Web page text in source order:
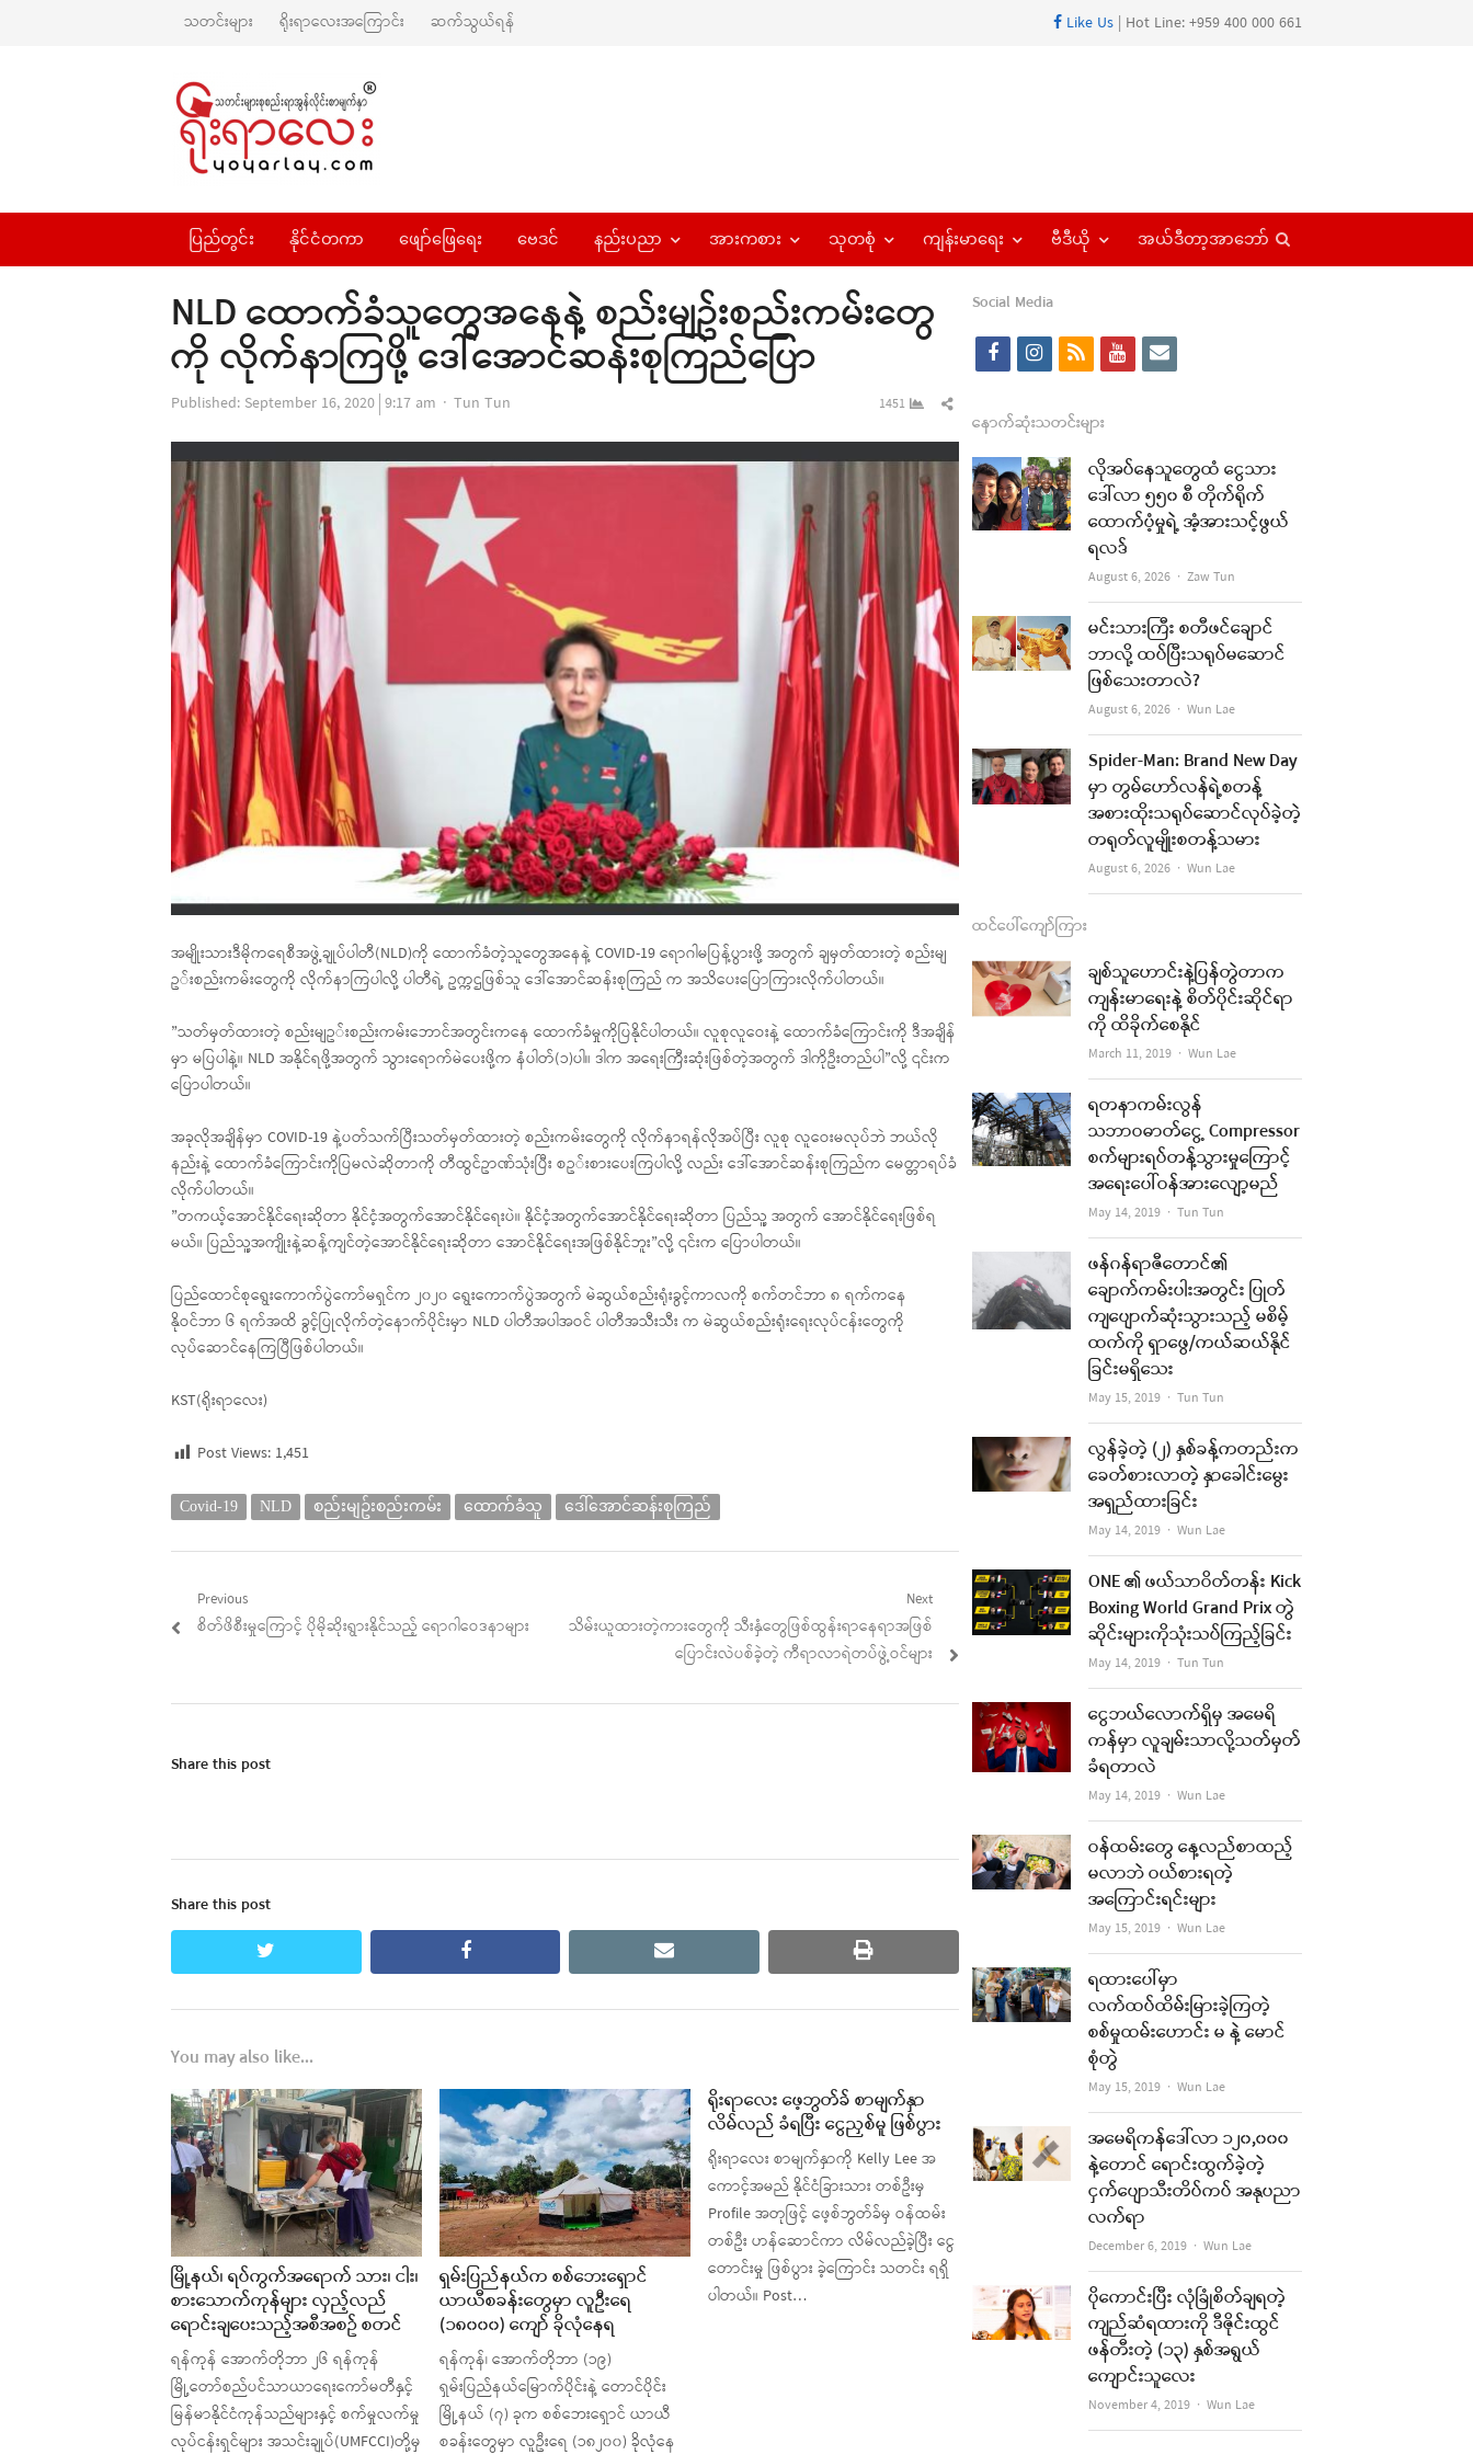
သတင်းများ ရိုးရာလေးအကြောင်း ဆက်သွယ်ရန် Like Us | Hot Line: +959 400 000 661
ပြည်တွင်း နိုင်ငံတကာ ဖျော်ဖြေရေး ဗေဒင် နည်းပညာ အားကစား သုတစုံ ကျန်းမာရေး ဗီဒီယို အယ်ဒီတာ့အာဘော်
NLD ထောက်ခံသူတွေအနေနဲ့ စည်းမျဥ်းစည်းကမ်းတွေ
ကို လိုက်နာကြဖို့ ဒေါ်အောင်ဆန်းစုကြည်ပြော
Published: September 16, 2020 9:17 am Author
Tun Tun 1451
Share
this
post
အမျိုးသားဒီမိုကရေစီအဖွဲ့ချုပ်ပါတီ(NLD)ကို ထောက်ခံတဲ့သူတွေအနေနဲ့ COVID-19 ရောဂါမပြန့်ပွားဖို့ အတွက် ချမှတ်ထားတဲ့ စည်းမျ
ဥ◌်းစည်းကမ်းတွေကို လိုက်နာကြပါလို့ ပါတီရဲ့ ဥက္ကဌဖြစ်သူ ဒေါ်အောင်ဆန်းစုကြည် က အသိပေးပြောကြားလိုက်ပါတယ်။
”သတ်မှတ်ထားတဲ့ စည်းမျဥ◌်းစည်းကမ်းဘောင်အတွင်းကနေ ထောက်ခံမှုကိုပြနိုင်ပါတယ်။ လူစုလူဝေးနဲ့ ထောက်ခံကြောင်းကို ဒီအချိန်
မှာ မပြပါနဲ့။ NLD အနိုင်ရဖို့အတွက် သွားရောက်မဲပေးဖို့က နံပါတ်(၁)ပါ။ ဒါက အရေးကြီးဆုံးဖြစ်တဲ့အတွက် ဒါကိုဦးတည်ပါ”လို့ ၎င်းက
ပြောပါတယ်။
အခုလိုအချိန်မှာ COVID-19 နဲ့ပတ်သက်ပြီးသတ်မှတ်ထားတဲ့ စည်းကမ်းတွေကို လိုက်နာရန်လိုအပ်ပြီး လူစု လူဝေးမလုပ်ဘဲ ဘယ်လို
နည်းနဲ့ ထောက်ခံကြောင်းကိုပြမလဲဆိုတာကို တီထွင်ဥာဏ်သုံးပြီး စဥ◌်းစားပေးကြပါလို့ လည်း ဒေါ်အောင်ဆန်းစုကြည်က မေတ္တာရပ်ခံ
လိုက်ပါတယ်။
”တကယ့်အောင်နိုင်ရေးဆိုတာ နိုင်ငံ့အတွက်အောင်နိုင်ရေးပဲ။ နိုင်ငံ့အတွက်အောင်နိုင်ရေးဆိုတာ ပြည်သူ့ အတွက် အောင်နိုင်ရေးဖြစ်ရ
မယ်။ ပြည်သူ့အကျိုးနဲ့ဆန့်ကျင်တဲ့အောင်နိုင်ရေးဆိုတာ အောင်နိုင်ရေးအဖြစ်နိုင်ဘူး”လို့ ၎င်းက ပြောပါတယ်။
ပြည်ထောင်စုရွေးကောက်ပွဲကော်မရှင်က ၂၀၂၀ ရွေးကောက်ပွဲအတွက် မဲဆွယ်စည်းရုံးခွင့်ကာလကို စက်တင်ဘာ ၈ ရက်ကနေ
နိုဝင်ဘာ ၆ ရက်အထိ ခွင့်ပြုလိုက်တဲ့နောက်ပိုင်းမှာ NLD ပါတီအပါအဝင် ပါတီအသီးသီး က မဲဆွယ်စည်းရုံးရေးလုပ်ငန်းတွေကို
လုပ်ဆောင်နေကြပြီဖြစ်ပါတယ်။
KST(ရိုးရာလေး)
Post Views: 1,451
Covid-19 NLD စည်းမျဥ်းစည်းကမ်း ထောက်ခံသူ ဒေါ်အောင်ဆန်းစုကြည်
Post
navigation
Previous
Previous
စိတ်ဖိစီးမှုကြောင့် ပိုမိုဆိုးရွားနိုင်သည့် ရောဂါဝေဒနာများ
Next
Next
သိမ်းယူထားတဲ့ကားတွေကို သီးနှံတွေဖြစ်ထွန်းရာနေရာအဖြစ်
ပြောင်းလဲပစ်ခဲ့တဲ့ ကီရာလာရဲတပ်ဖွဲ့ဝင်များ
Share this post
Share this post
facebook email print
You may also like...
မြို့နယ်၊ ရပ်ကွက်အရောက် သား၊ ငါး၊
စားသောက်ကုန်များ လှည့်လည်
ရောင်းချပေးသည့်အစီအစဥ် စတင်
ရန်ကုန် အောက်တိုဘာ ၂၆ ရန်ကုန်
မြို့တော်စည်ပင်သာယာရေးကော်မတီနှင့်
မြန်မာနိုင်ငံကုန်သည်များနှင့် စက်မှုလက်မှု
လုပ်ငန်းရှင်များ အသင်းချုပ်(UMFCCI)တို့မှ
ရှမ်းပြည်နယ်က စစ်ဘေးရှောင်
ယာယီစခန်းတွေမှာ လူဦးရေ
(၁၈၀၀၀) ကျော် ခိုလုံနေရ
ရန်ကုန်၊ အောက်တိုဘာ (၁၉)
ရှမ်းပြည်နယ်မြောက်ပိုင်းနဲ့ တောင်ပိုင်း
မြို့နယ် (၇) ခုက စစ်ဘေးရှောင် ယာယီ
စခန်းတွေမှာ လူဦးရေ (၁၈၂၀၀) ခိုလုံနေ
ရိုးရာလေး ဖေ့ဘွတ်ခ် စာမျက်နှာ
လိမ်လည် ခံရပြီး ငွေညှစ်မူ ဖြစ်ပွား
ရိုးရာလေး စာမျက်နှာကို Kelly Lee အ
ကောင့်အမည် နိုင်ငံခြားသား တစ်ဦးမှ
Profile အတုဖြင့် ဖေ့စ်ဘွတ်ခ်မှ ဝန်ထမ်း
တစ်ဦး ဟန်ဆောင်ကာ လိမ်လည်ခဲ့ပြီး ငွေ
တောင်းမှု ဖြစ်ပွား ခဲ့ကြောင်း သတင်း ရရှိ
ပါတယ်။ Post…
Social Media
f
c
e
b
o
i
s
t
a
g
m
r
s
y
t
u
b
e
e
i
l
နောက်ဆုံးသတင်းများ
လိုအပ်နေသူတွေထံ ငွေသား
ဒေါ်လာ ၅၅၀ စီ တိုက်ရိုက်
ထောက်ပံ့မှုရဲ့ အံ့အားသင့်ဖွယ်
ရလဒ်
August 6, 2026 Author
Zaw Tun
မင်းသားကြီး စတီဖင်ချောင်
ဘာလို့ ထပ်ပြီးသရုပ်မဆောင်
ဖြစ်သေးတာလဲ?
August 6, 2026 Author
Wun Lae
Spider-Man: Brand New Day
မှာ တွမ်ဟော်လန်ရဲ့စတန့်
အစားထိုးသရုပ်ဆောင်လုပ်ခဲ့တဲ့
တရုတ်လူမျိုးစတန့်သမား
August 6, 2026 Author
Wun Lae
ထင်ပေါ်ကျော်ကြား
ချစ်သူဟောင်းနဲ့ပြန်တွဲတာက
ကျန်းမာရေးနဲ့ စိတ်ပိုင်းဆိုင်ရာ
ကို ထိခိုက်စေနိုင်
March 11, 2019 Author
Wun Lae
ရတနာကမ်းလွန်
သဘာဝဓာတ်ငွေ့ Compressor
စက်များရပ်တန့်သွားမှုကြောင့်
အရေးပေါ်ဝန်အားလျော့မည်
May 14, 2019 Author
Tun Tun
ဖန်ဂန်ရာဇီတောင်၏
ချောက်ကမ်းပါးအတွင်း ပြုတ်
ကျပျောက်ဆုံးသွားသည့် မစိမ့်
ထက်ကို ရှာဖွေ/ကယ်ဆယ်နိုင်
ခြင်းမရှိသေး
May 15, 2019 Author
Tun Tun
လွန်ခဲ့တဲ့ (၂) နှစ်ခန့်ကတည်းက
ခေတ်စားလာတဲ့ နှာခေါင်းမွေး
အရှည်ထားခြင်း
May 14, 2019 Author
Wun Lae
ONE ၏ ဖယ်သာဝိတ်တန်း Kick
Boxing World Grand Prix တွဲ
ဆိုင်းများကိုသုံးသပ်ကြည့်ခြင်း
May 14, 2019 Author
Tun Tun
ငွေဘယ်လောက်ရှိမှ အမေရိ
ကန်မှာ လူချမ်းသာလို့သတ်မှတ်
ခံရတာလဲ
May 14, 2019 Author
Wun Lae
ဝန်ထမ်းတွေ နေ့လည်စာထည့်
မလာဘဲ ဝယ်စားရတဲ့
အကြောင်းရင်းများ
May 15, 2019 Author
Wun Lae
ရထားပေါ်မှာ
လက်ထပ်ထိမ်းမြားခဲ့ကြတဲ့
စစ်မှုထမ်းဟောင်း မ နဲ့ မောင်
စုံတွဲ
May 15, 2019 Author
Wun Lae
အမေရိကန်ဒေါ်လာ ၁၂၀,၀၀၀
နဲ့တောင် ရောင်းထွက်ခဲ့တဲ့
ငှက်ပျောသီးတိပ်ကပ် အနုပညာ
လက်ရာ
December 6, 2019 Author
Wun Lae
ပိုကောင်းပြီး လုံခြုံစိတ်ချရတဲ့
ကျည်ဆံရထားကို ဒီဇိုင်းထွင်
ဖန်တီးတဲ့ (၁၃) နှစ်အရွယ်
ကျောင်းသူလေး
November 4, 2019 Author
Wun Lae